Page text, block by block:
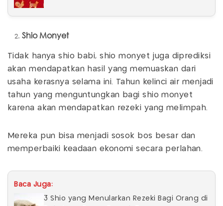
Shio Monyet
Tidak hanya shio babi, shio monyet juga diprediksi
akan mendapatkan hasil yang memuaskan dari
usaha kerasnya selama ini. Tahun kelinci air menjadi
tahun yang menguntungkan bagi shio monyet
karena akan mendapatkan rezeki yang melimpah.
Mereka pun bisa menjadi sosok bos besar dan
memperbaiki keadaan ekonomi secara perlahan.
Baca Juga:
3 Shio yang Menularkan Rezeki Bagi Orang di